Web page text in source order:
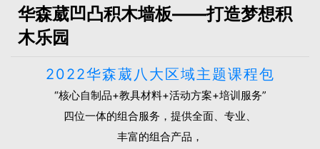
华森葳凹凸积木墙板——打造梦想积
木乐园
2022华森葳八大区域主题课程包
“核心自制品+教具材料+活动方案+培训服务”
四位一体的组合服务，提供全面、专业、
丰富的组合产品，